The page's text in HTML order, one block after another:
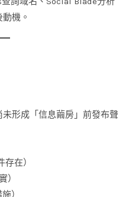
機。
未形成「信息繭房」前發布聲
存在）
）
）